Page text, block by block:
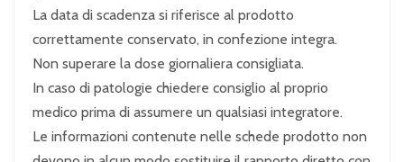
La data di scadenza si riferisce al prodotto
correttamente conservato, in confezione integra.
Non superare la dose giornaliera consigliata.
In caso di patologie chiedere consiglio al proprio
medico prima di assumere un qualsiasi integratore.
Le informazioni contenute nelle schede prodotto non